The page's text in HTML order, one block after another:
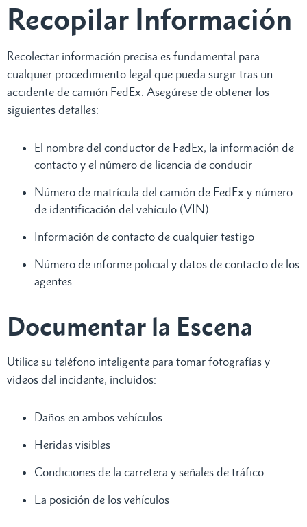
Recopilar Información
Recolectar información precisa es fundamental para
cualquier procedimiento legal que pueda surgir tras un
accidente de camión FedEx. Asegúrese de obtener los
siguientes detalles:
El nombre del conductor de FedEx, la información de
contacto y el número de licencia de conducir
Número de matrícula del camión de FedEx y número
de identificación del vehículo (VIN)
Información de contacto de cualquier testigo
Número de informe policial y datos de contacto de los
agentes
Documentar la Escena
Utilice su teléfono inteligente para tomar fotografías y
videos del incidente, incluidos:
Daños en ambos vehículos
Heridas visibles
Condiciones de la carretera y señales de tráfico
La posición de los vehículos